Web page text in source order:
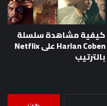
كيفية مشاهدة سلسلة
Harlan Coben على Netflix
بالترتيب
البحث